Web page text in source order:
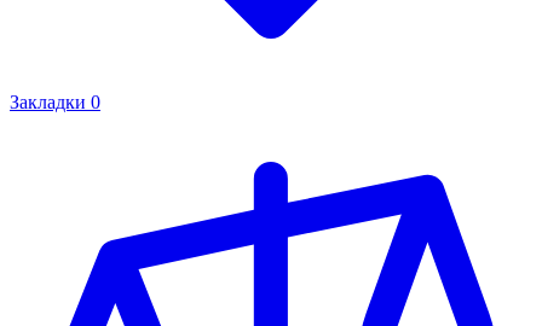
Закладки 0